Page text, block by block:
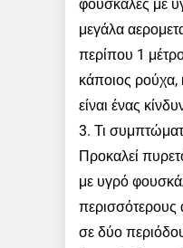
φουσκάλες με
μεγάλα
περίπου 1
κάποιος ρούχα,
είναι ένας
3. Τι
Προκαλεί
με υγρό
σε δύο